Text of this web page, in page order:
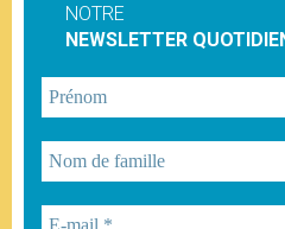
NOTRE
NEWSLETTER